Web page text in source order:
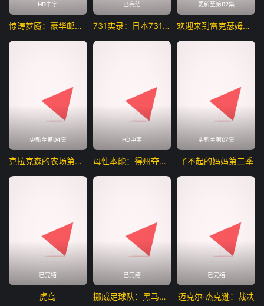
HD中字
惊涛梦魇：豪华邮轮沉没事件
已完结
731实录：日本731部队新罪证披露
更新至第02集
欢迎来到雷克瑟姆第五季
更新至第04集
克拉克森的农场第五季
HD中字
母性本能：得州夺胎案
更新至第07集
了不起的妈妈第二季
已完结
虎岛
已完结
挪威足球队：黑马之路
已完结
迈克尔·杰克逊：裁决